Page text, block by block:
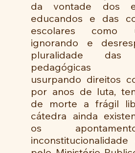
da vontade dos
educandos e das
escolares como
ignorando e
pluralidade das
pedagógicas
usurpando direitos
por anos de luta,
de morte a frágil
cátedra ainda
os